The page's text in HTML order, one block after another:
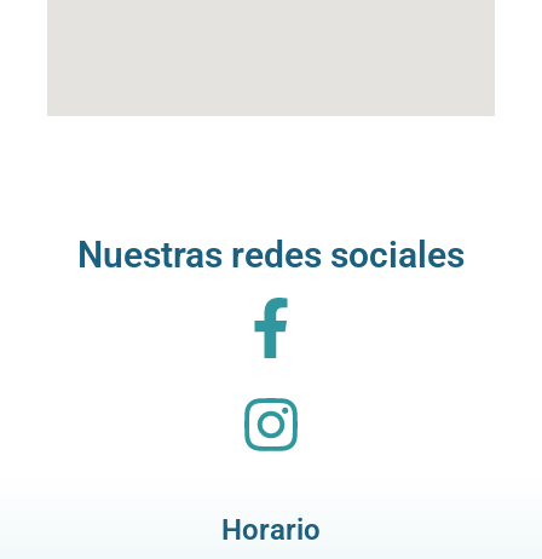
Nuestras redes sociales
Horario